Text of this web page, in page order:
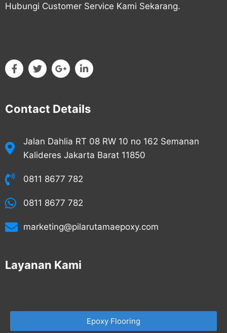
Hubungi Customer Service Kami Sekarang.
Contact Details
Jalan Dahlia RT 08 RW 10 no 162 Semanan
Kalideres Jakarta Barat 11850
0811 8677 782
0811 8677 782
marketing@pilarutamaepoxy.com
Layanan Kami
Epoxy Flooring